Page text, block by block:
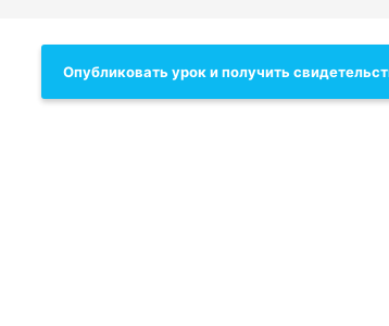
Опубликовать урок и получить